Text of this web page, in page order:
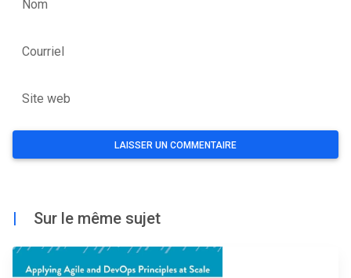
Nom
Courriel
Site web
| Sur le même sujet